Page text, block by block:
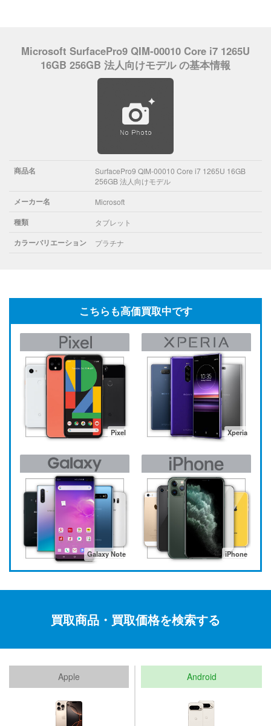
Microsoft SurfacePro9 QIM-00010 Core i7 1265U
16GB 256GB 法人向けモデル の基本情報
商品名
SurfacePro9 QIM-00010 Core i7 1265U 16GB
256GB 法人向けモデル
メーカー名 Microsoft
種類 タブレット
カラーバリエーション プラチナ
こちらも高価買取中です
Pixel Xperia
Galaxy Note iPhone
買取商品・買取価格を検索する
Apple Android